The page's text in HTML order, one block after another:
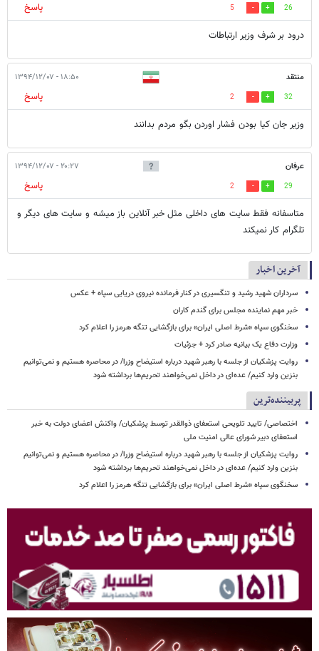
26
5
پاسخ
درود بر شرف وزیر ارتباطات
منتقد ۱۸:۵۰ - ۱۳۹۴/۱۲/۰۷
32
2
پاسخ
وزیر جان کیا بودن فشار اوردن بگو مردم بدانند
عرفان ۲۰:۲۷ - ۱۳۹۴/۱۲/۰۷
29
2
پاسخ
متاسفانه فقط سایت های داخلی مثل خبر آنلاین باز میشه و سایت های دیگر و
تلگرام کار نمیکند
آخرین اخبار
سرداران شهید رشید و تنگسیری در کنار فرمانده نیروی دریایی سپاه + عکس
خبر مهم نماینده مجلس برای گندم کاران
سخنگوی سپاه «شرط اصلی ایران» برای بازگشایی تنگه هرمز را اعلام کرد
وزارت دفاع یک بیانیه صادر کرد + جزئیات
روایت پزشکیان از جلسه با رهبر شهید درباره استیضاح وزرا/ در محاصره هستیم و نمی‌توانیم
بنزین وارد کنیم/ عده‌ای در داخل نمی‌خواهند تحریم‌ها برداشته شود
پربیننده‌ترین
اختصاصی/ تایید تلویحی استعفای ذوالقدر توسط پزشکیان/ واکنش اعضای دولت به خبر
استعفای دبیر شورای عالی امنیت ملی
روایت پزشکیان از جلسه با رهبر شهید درباره استیضاح وزرا/ در محاصره هستیم و نمی‌توانیم
بنزین وارد کنیم/ عده‌ای در داخل نمی‌خواهند تحریم‌ها برداشته شود
سخنگوی سپاه «شرط اصلی ایران» برای بازگشایی تنگه هرمز را اعلام کرد